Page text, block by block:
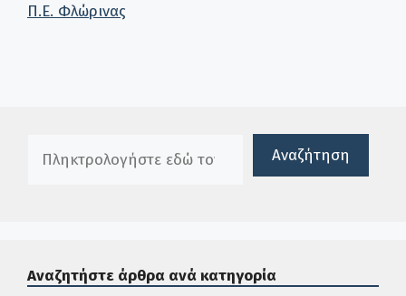
Π.Ε. Φλώρινας
Αναζήτηση
Αναζητήστε άρθρα ανά κατηγορία